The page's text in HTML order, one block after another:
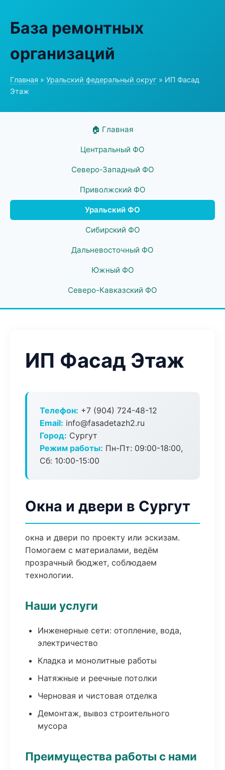
База ремонтных
организаций
Главная » Уральский федеральный округ » ИП Фасад
Этаж
🏠 Главная
Центральный ФО
Северо-Западный ФО
Приволжский ФО
Уральский ФО
Сибирский ФО
Дальневосточный ФО
Южный ФО
Северо-Кавказский ФО
ИП Фасад Этаж
Телефон: +7 (904) 724-48-12
Email: info@fasadetazh2.ru
Город: Сургут
Режим работы: Пн-Пт: 09:00-18:00,
Сб: 10:00-15:00
Окна и двери в Сургут
окна и двери по проекту или эскизам.
Помогаем с материалами, ведём
прозрачный бюджет, соблюдаем
технологии.
Наши услуги
Инженерные сети: отопление, вода,
электричество
Кладка и монолитные работы
Натяжные и реечные потолки
Черновая и чистовая отделка
Демонтаж, вывоз строительного
мусора
Преимущества работы с нами